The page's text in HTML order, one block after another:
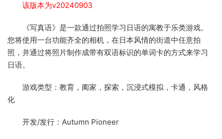
该版本为v20240903
《写真语》是一款通过拍照学习日语的寓教于乐类游戏。
您将使用一台功能齐全的相机，在日本风情的街道中任意拍
照，并通过将照片制作成带有双语标识的单词卡的方式来学习
日语。
游戏类型：教育，阖家，探索，沉浸式模拟，卡通，风格
化
开发/发行：Autumn Pioneer